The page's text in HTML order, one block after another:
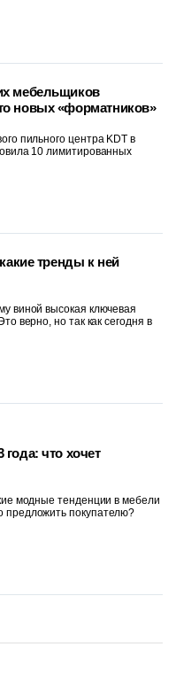
мебельщиков
новых «форматников»
пильного центра KDT в
10 лимитированных
тренды к ней
виной высокая ключевая
верно, но так как сегодня в
что хочет
модные тенденции в мебели
предложить покупателю?